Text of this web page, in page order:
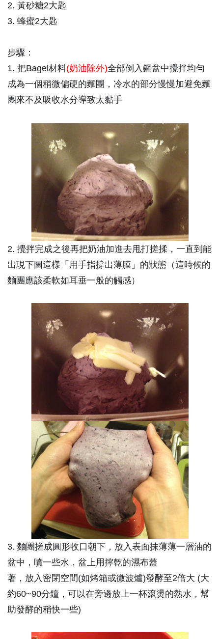
2. 黃砂糖2大匙
3. 蜂蜜2大匙
步驟：
1. 把Bagel材料(奶油除外)全部倒入鋼盆中攪拌均勻
成為一個稍微偏硬的麵團，冷水的部分慢慢加避免麵
團來不及吸收水分導致太黏手
2. 攪拌完成之後再把奶油加進去甩打搓揉，一直到能
出現下圖這樣「用手指撐出薄膜」的狀態（這時候的
麵團應該柔軟如耳垂一般的觸感）
3. 麵團搓成圓形收口朝下，放入表面抹薄薄一層油的
盆中，噴一些水，盆上用擰乾的濕布蓋
著，放入密閉空間(如烤箱或微波爐)發酵至2倍大 (大
約60~90分鐘，可以在旁邊放上一杯滾燙的熱水，幫
助發酵的稍快一些)